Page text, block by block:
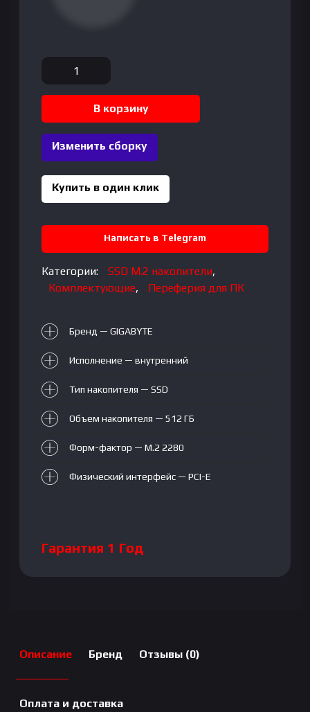
Количество
товара
Aorus
AIC
512GB
3D
В корзину
Изменить сборку
Купить в один клик
Написать в Telegram
Категории: SSD M.2 накопители,
Комплектующие, Переферия для ПК
Бренд — GIGABYTE
Исполнение — внутренний
Тип накопителя — SSD
Объем накопителя — 512 ГБ
Форм-фактор — M.2 2280
Физический интерфейс — PCI-E
Гарантия 1 Год
Описание Бренд Отзывы (0)
Оплата и доставка